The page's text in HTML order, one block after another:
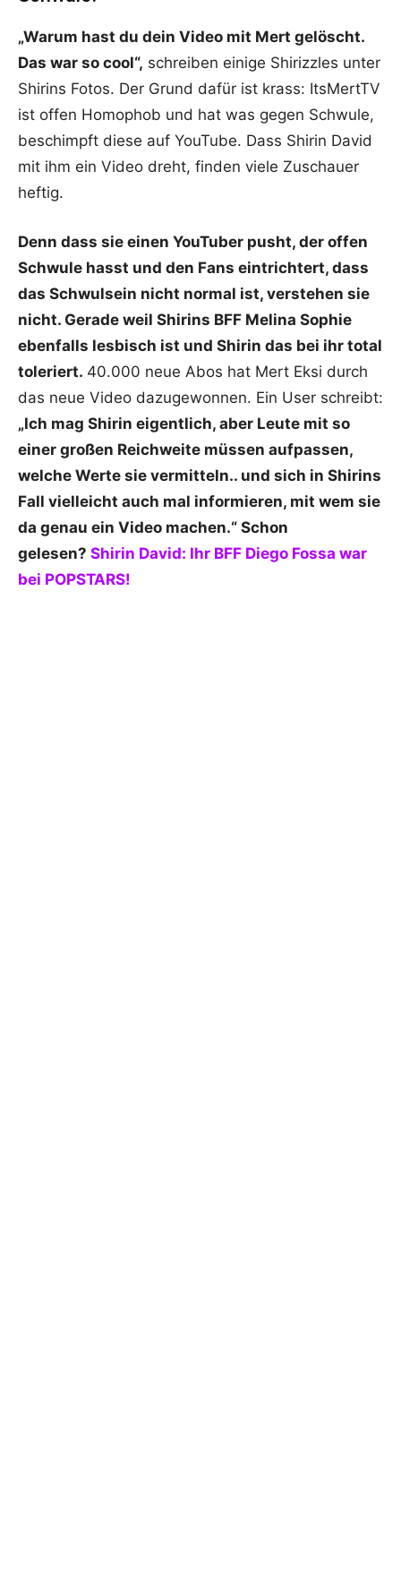
„Warum hast du dein Video mit Mert gelöscht.
Das war so cool“, schreiben einige Shirizzles unter
Shirins Fotos. Der Grund dafür ist krass: ItsMertTV
ist offen Homophob und hat was gegen Schwule,
beschimpft diese auf YouTube. Dass Shirin David
mit ihm ein Video dreht, finden viele Zuschauer
heftig.
Denn dass sie einen YouTuber pusht, der offen
Schwule hasst und den Fans eintrichtert, dass
das Schwulsein nicht normal ist, verstehen sie
nicht. Gerade weil Shirins BFF Melina Sophie
ebenfalls lesbisch ist und Shirin das bei ihr total
toleriert. 40.000 neue Abos hat Mert Eksi durch
das neue Video dazugewonnen. Ein User schreibt:
„Ich mag Shirin eigentlich, aber Leute mit so
einer großen Reichweite müssen aufpassen,
welche Werte sie vermitteln.. und sich in Shirins
Fall vielleicht auch mal informieren, mit wem sie
da genau ein Video machen.“ Schon
gelesen? Shirin David: Ihr BFF Diego Fossa war
bei POPSTARS!